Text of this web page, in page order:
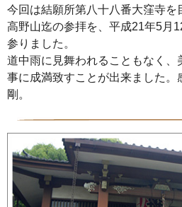
今回は結願所第八十八番大窪寺を
高野山迄の参拝を、平成21年5月
参りました。
道中雨に見舞われることもなく、
事に成満致すことが出来ました
剛。